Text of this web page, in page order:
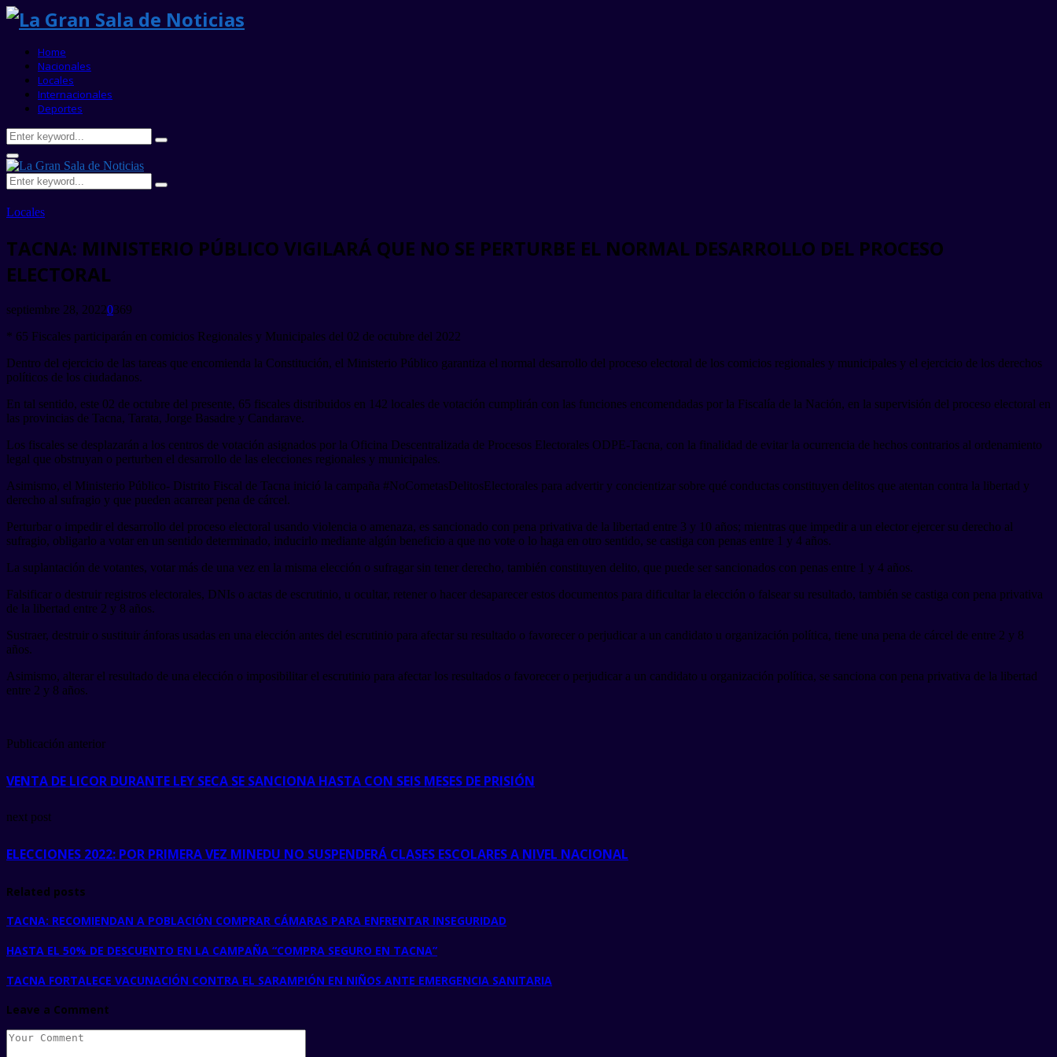
Home
Nacionales
Locales
Internacionales
Deportes
Search
for:
Search
Primary
Menu
Search
for:
Search
Locales
TACNA: MINISTERIO PÚBLICO VIGILARÁ QUE NO SE PERTURBE EL NORMAL DESARROLLO DEL PROCESO
ELECTORAL
septiembre 28, 20220369
* 65 Fiscales participarán en comicios Regionales y Municipales del 02 de octubre del 2022
Dentro del ejercicio de las tareas que encomienda la Constitución, el Ministerio Público garantiza el normal desarrollo del proceso electoral de los comicios regionales y municipales y el ejercicio de los derechos
políticos de los ciudadanos.
En tal sentido, este 02 de octubre del presente, 65 fiscales distribuidos en 142 locales de votación cumplirán con las funciones encomendadas por la Fiscalía de la Nación, en la supervisión del proceso electoral en
las provincias de Tacna, Tarata, Jorge Basadre y Candarave.
Los fiscales se desplazarán a los centros de votación asignados por la Oficina Descentralizada de Procesos Electorales ODPE-Tacna, con la finalidad de evitar la ocurrencia de hechos contrarios al ordenamiento
legal que obstruyan o perturben el desarrollo de las elecciones regionales y municipales.
Asimismo, el Ministerio Público- Distrito Fiscal de Tacna inició la campaña #NoCometasDelitosElectorales para advertir y concientizar sobre qué conductas constituyen delitos que atentan contra la libertad y
derecho al sufragio y que pueden acarrear pena de cárcel.
Perturbar o impedir el desarrollo del proceso electoral usando violencia o amenaza, es sancionado con pena privativa de la libertad entre 3 y 10 años; mientras que impedir a un elector ejercer su derecho al
sufragio, obligarlo a votar en un sentido determinado, inducirlo mediante algún beneficio a que no vote o lo haga en otro sentido, se castiga con penas entre 1 y 4 años.
La suplantación de votantes, votar más de una vez en la misma elección o sufragar sin tener derecho, también constituyen delito, que puede ser sancionados con penas entre 1 y 4 años.
Falsificar o destruir registros electorales, DNIs o actas de escrutinio, u ocultar, retener o hacer desaparecer estos documentos para dificultar la elección o falsear su resultado, también se castiga con pena privativa
de la libertad entre 2 y 8 años.
Sustraer, destruir o sustituir ánforas usadas en una elección antes del escrutinio para afectar su resultado o favorecer o perjudicar a un candidato u organización política, tiene una pena de cárcel de entre 2 y 8
años.
Asimismo, alterar el resultado de una elección o imposibilitar el escrutinio para afectar los resultados o favorecer o perjudicar a un candidato u organización política, se sanciona con pena privativa de la libertad
entre 2 y 8 años.
Publicación anterior
VENTA DE LICOR DURANTE LEY SECA SE SANCIONA HASTA CON SEIS MESES DE PRISIÓN
next post
ELECCIONES 2022: POR PRIMERA VEZ MINEDU NO SUSPENDERÁ CLASES ESCOLARES A NIVEL NACIONAL
Related posts
TACNA: RECOMIENDAN A POBLACIÓN COMPRAR CÁMARAS PARA ENFRENTAR INSEGURIDAD
HASTA EL 50% DE DESCUENTO EN LA CAMPAÑA “COMPRA SEGURO EN TACNA”
TACNA FORTALECE VACUNACIÓN CONTRA EL SARAMPIÓN EN NIÑOS ANTE EMERGENCIA SANITARIA
Leave a Comment